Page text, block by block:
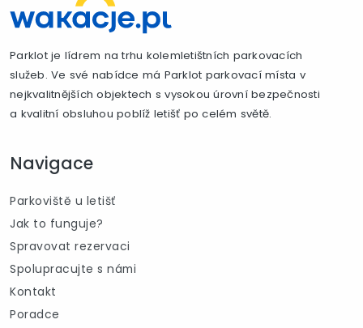
Parklot je lídrem na trhu kolemletištních parkovacích
služeb. Ve své nabídce má Parklot parkovací místa v
nejkvalitnějších objektech s vysokou úrovní bezpečnosti
a kvalitní obsluhou poblíž letišť po celém světě.
Navigace
Parkoviště u letišť
Jak to funguje?
Spravovat rezervaci
Spolupracujte s námi
Kontakt
Poradce